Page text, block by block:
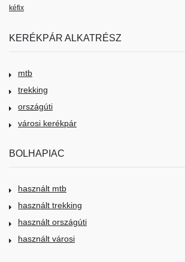
kéfix
KERÉKPÁR ALKATRÉSZ
mtb
trekking
országúti
városi kerékpár
BOLHAPIAC
használt mtb
használt trekking
használt országúti
használt városi